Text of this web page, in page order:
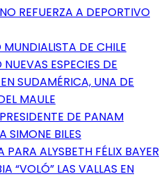
REFUERZA A DEPORTIVO
DE CHILE
ESPECIES DE
SUDAMÉRICA, UNA DE
MAULE
DE PANAM
SIMONE BILES
PARA ALYSBETH FÉLIX BAYER
“VOLÓ” LAS VALLAS EN